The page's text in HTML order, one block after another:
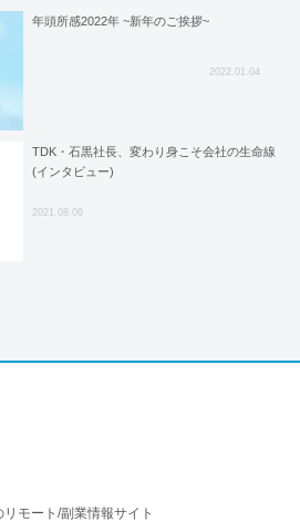
年頭所感2022年 ~新年のご挨拶~
2022.01.04
TDK・石黒社長、変わり身こそ会社の生命線
(インタビュー)
2021.08.06
モート/副業情報サイト